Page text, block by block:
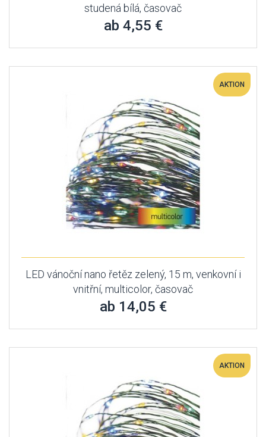
studená bílá, časovač
ab 4,55 €
AKTION
LED vánoční nano řetěz zelený, 15 m, venkovní i
vnitřní, multicolor, časovač
ab 14,05 €
AKTION